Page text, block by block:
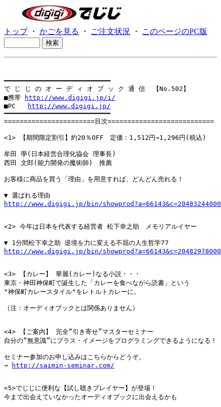
トップ・ かごを見る ・ ご注文状況 ・ このページのPC版
━━━━━━━━━━━━━━━━━━━━━━━━━━━
で じ じ の オ ー デ ィ オ ブ ッ ク 通 信  【No.502】
■携帯
http://www.digigi.jp/i/
■PC
http://www.digigi.jp/
━━━━━━━━━━━━━━━━━━━━━━━━━━━
=======================目次===========================
<1> 【期間限定割引】約20％OFF　定価：1,512円→1,296円(税込)
牟田 學(日本経営合理化協会 理事長)
西田 文郎(能力開発の魔術師)　推薦
お客様に商品を買う「理由」を用意すれば、どんどん売れる！
http://www.digigi.jp/bin/
<2> 今年は日本を代表する経営者 松下幸之助　メモリアルイヤー
http://www.digigi.jp/bin/
<3> 【カレー】 華麗(カレー)なる小説・・・
東京・神田神保町で誕生した「カレーを食べながら読書」という
"神保町カレースタイル"をレトルトカレーに。
（注：オーディオブックとは関係ありません）
<4> 【ご案内】 完全“引き寄せ”マスターセミナー
自分の“無意識”にプラス・イメージをプログラミングできるようになる！
セミナー参加のお申し込みはこちらからどうぞ。
→
http://saimin-seminar.com/
<5>でじじに便利な【試し聴きプレイヤー】が登場！
今まで出会えていなかったオーディオブックに出会えるかも